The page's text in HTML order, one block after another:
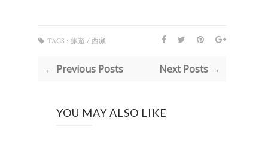
TAGS : 旅遊 / 西藏
← Previous Posts Next Posts →
YOU MAY ALSO LIKE